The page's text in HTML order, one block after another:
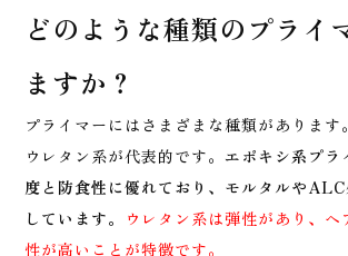
どのような種類のプライ
ますか？
プライマーにはさまざまな種類があります
ウレタン系が代表的です。 エポキシ系プラ
度と防食性に優れており、モルタルや
しています。
ウレタン系は弾性があり、ヘ
性が高いことが特徴です。